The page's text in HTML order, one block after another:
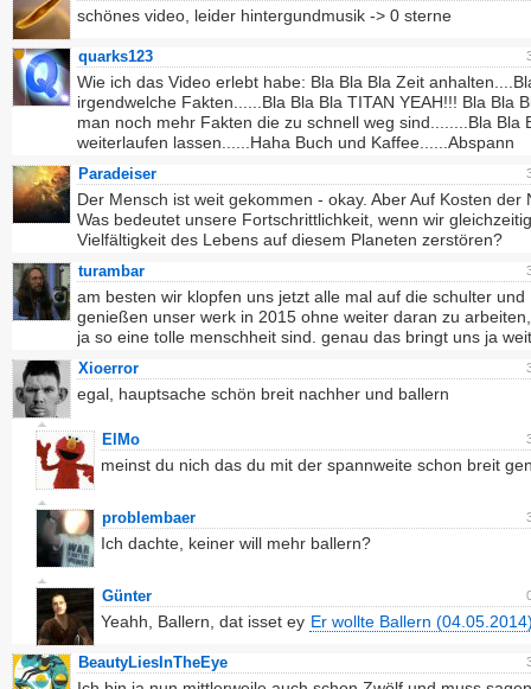
schönes video, leider hintergundmusik -> 0 sterne
quarks123
Wie ich das Video erlebt habe: Bla Bla Bla Zeit
irgendwelche Fakten......Bla Bla Bla TITAN YEAH!!! Bla Bla
man noch mehr Fakten die zu schnell weg sind........Bla Bla
weiterlaufen lassen......Haha Buch und Kaffee......Abspann
Paradeiser
Der Mensch ist weit gekommen - okay. Aber Auf Kosten der
Was bedeutet unsere Fortschrittlichkeit, wenn wir
Vielfältigkeit des Lebens auf diesem Planeten zerstören?
turambar
am besten wir klopfen uns jetzt alle mal auf die schulter und
genießen unser werk in 2015 ohne weiter daran zu
ja so eine tolle menschheit sind. genau das bringt uns ja
Xioerror
egal, hauptsache schön breit nachher und ballern
ElMo
meinst du nich das du mit der spannweite schon breit
problembaer
Ich dachte, keiner will mehr ballern?
Günter
Yeahh, Ballern, dat isset ey Er wollte Ballern
BeautyLiesInTheEye